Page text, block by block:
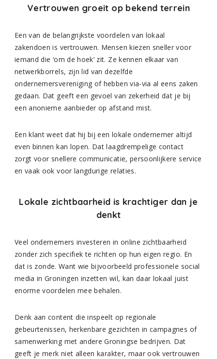
Vertrouwen groeit op bekend terrein
Een van de belangrijkste voordelen van lokaal
zakendoen is vertrouwen. Mensen kiezen sneller voor
iemand die ‘om de hoek’ zit. Ze kennen elkaar van
netwerkborrels, zijn lid van dezelfde
ondernemersvereniging of hebben via-via al eens zaken
gedaan. Dat geeft een gevoel van zekerheid dat je bij
een anonieme aanbieder op afstand mist.
Een klant weet dat hij bij een lokale ondernemer altijd
even binnen kan lopen. Dat laagdrempelige contact
zorgt voor snellere communicatie, persoonlijkere service
en vaak ook voor langdurige relaties.
Lokale zichtbaarheid is krachtiger dan je
denkt
Veel ondernemers investeren in online zichtbaarheid
zonder zich specifiek te richten op hun eigen regio. En
dat is zonde. Want wie bijvoorbeeld professionele social
media in Groningen inzetten wil, kan daar lokaal juist
enorme voordelen mee behalen.
Denk aan content die inspeelt op regionale
gebeurtenissen, herkenbare gezichten in campagnes of
samenwerking met andere Groningse bedrijven. Dat
geeft je merk niet alleen karakter, maar ook vertrouwen